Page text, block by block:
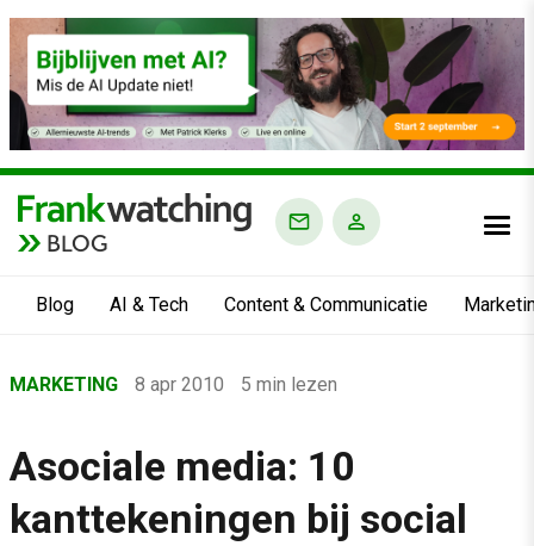
BLOG
Blog AI & Tech Content & Communicatie
›
›
Marketing
MARKETING 8 apr 2010 5 min lezen
Asociale media: 10
kanttekeningen bij social